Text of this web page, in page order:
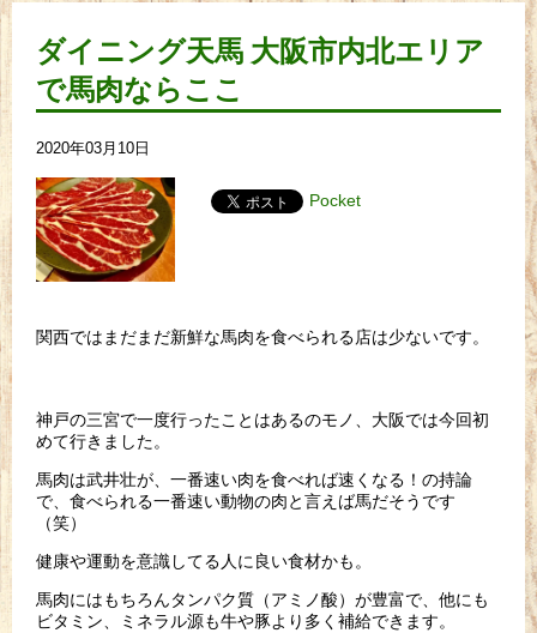
ダイニング天馬 大阪市内北エリア
で馬肉ならここ
2020年03月10日
Pocket
関西ではまだまだ新鮮な馬肉を食べられる店は少ないです。
神戸の三宮で一度行ったことはあるのモノ、大阪では今回初
めて行きました。
馬肉は武井壮が、一番速い肉を食べれば速くなる！の持論
で、食べられる一番速い動物の肉と言えば馬だそうです
（笑）
健康や運動を意識してる人に良い食材かも。
馬肉にはもちろんタンパク質（アミノ酸）が豊富で、他にも
ビタミン、ミネラル源も牛や豚より多く補給できます。